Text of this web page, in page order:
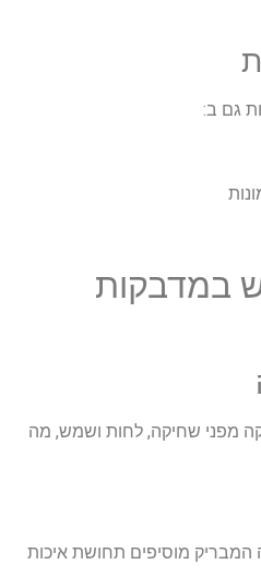
גם ב:
במדבקות
מפני שחיקה, לחות ושמש, מה
מוסיפים תחושת איכות